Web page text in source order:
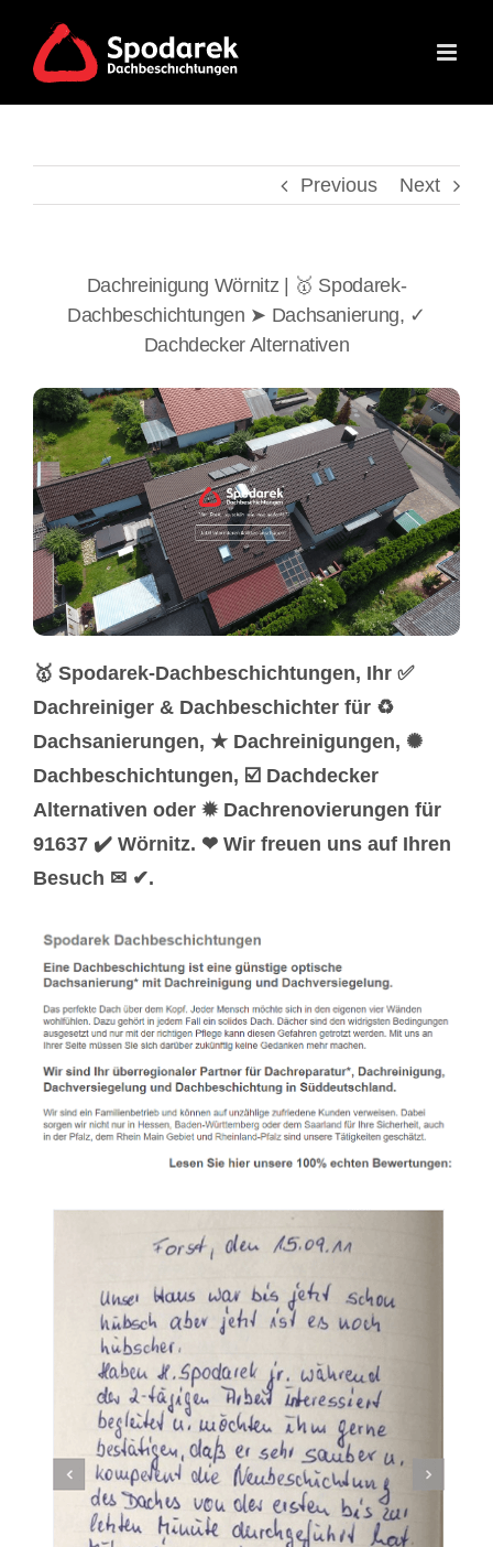
content
Previous Next
Dachreinigung Wörnitz | 🥇 Spodarek-
Dachbeschichtungen ➤ Dachsanierung, ✓
Dachdecker Alternativen
🥇 Spodarek-Dachbeschichtungen, Ihr ✅
Dachreiniger & Dachbeschichter für ♻
Dachsanierungen, ★ Dachreinigungen, ✺
Dachbeschichtungen, ☑️ Dachdecker
Alternativen oder ✹ Dachrenovierungen für
91637 ✔️ Wörnitz. ❤ Wir freuen uns auf Ihren
Besuch ✉ ✔.